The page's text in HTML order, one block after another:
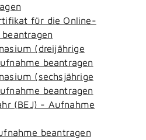
für die Online-
(dreijährige
beantragen
(sechsjährige
beantragen
(BEJ) - Aufnahme
beantragen